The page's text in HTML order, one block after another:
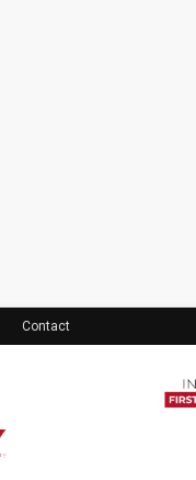
Contact